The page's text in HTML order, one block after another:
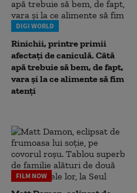
DIGI WORLD
Rinichii, printre primii
afectați de caniculă. Câtă
apă trebuie să bem, de fapt,
vara și la ce alimente să fim
atenți
FILM NOW